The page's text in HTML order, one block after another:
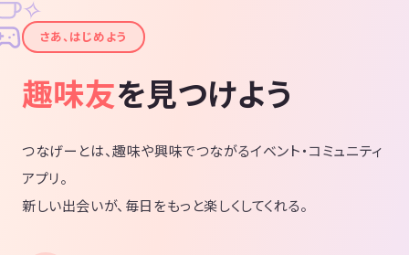
一緒に笑い合える仲間と楽しいバスケを探している人、初
心者大歓迎です。
✦
✧
さあ、はじめよう
趣味友を見つけよう
つなげーとは、趣味や興味でつながるイベント・コミュニティ
アプリ。
新しい出会いが、毎日をもっと楽しくしてくれる。